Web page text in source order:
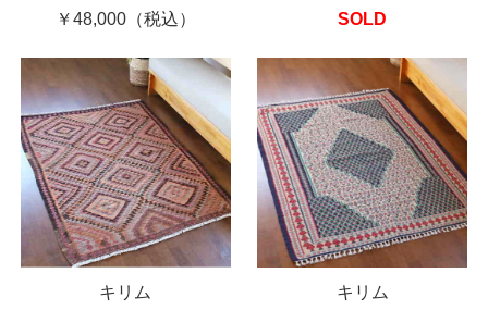
￥48,000（税込）
SOLD
キリム キリム